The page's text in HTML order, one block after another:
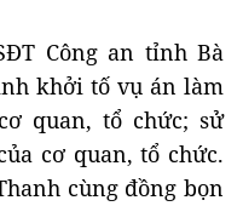
Công an tỉnh Bà
khởi tố vụ án làm
quan, tổ chức; sử
cơ quan, tổ chức.
cùng đồng bọn